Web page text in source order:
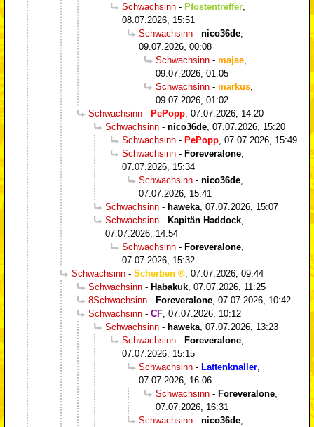
Schwachsinn - Pfostentreffer,
08.07.2026, 15:51
Schwachsinn - nico36de,
09.07.2026, 00:08
Schwachsinn - majae,
09.07.2026, 01:05
Schwachsinn - markus,
09.07.2026, 01:02
Schwachsinn - PePopp, 07.07.2026, 14:20
Schwachsinn - nico36de, 07.07.2026, 15:20
Schwachsinn - PePopp, 07.07.2026, 15:49
Schwachsinn - Foreveralone,
07.07.2026, 15:34
Schwachsinn - nico36de,
07.07.2026, 15:41
Schwachsinn - haweka, 07.07.2026, 15:07
Schwachsinn - Kapitän Haddock,
07.07.2026, 14:54
Schwachsinn - Foreveralone,
07.07.2026, 15:32
Schwachsinn - Scherben , 07.07.2026, 09:44
Schwachsinn - Habakuk, 07.07.2026, 11:25
8Schwachsinn - Foreveralone, 07.07.2026, 10:42
Schwachsinn - CF, 07.07.2026, 10:12
Schwachsinn - haweka, 07.07.2026, 13:23
Schwachsinn - Foreveralone,
07.07.2026, 15:15
Schwachsinn - Lattenknaller,
07.07.2026, 16:06
Schwachsinn - Foreveralone,
07.07.2026, 16:31
Schwachsinn - nico36de,